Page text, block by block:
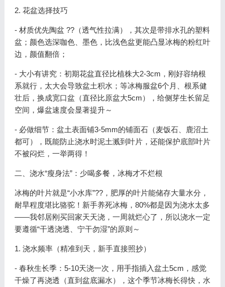
2. 花盆选择技巧
- 材质优先陶盆 ??（透气性拉满），其次是带排水孔的塑料
盆；颜色选深咖色、墨色，比浅色盆更能凸显冰梅的粉红叶
边，颜值翻倍；
- 大小有讲究：初期花盆直径比植株大2-3cm，刚好容纳根
系就行，太大会导致盆土积水；等冰梅服盆6个月、根系健
壮后，换成宽口盆（直径比原盆大5cm），给侧芽生长留足
空间，爆盆速度会显著提升～
- 必做细节：盆土表面铺3-5mm的铺面石（麦饭石、鹿沼土
都可），既能防止浇水时泥土溅到叶片，还能保护底部叶片
不被闷烂，一举两得！
二、浇水“瘦身法”：少喝多餐，冰梅才不烂根
冰梅的叶片就是“小水库”??，肥厚的叶片能储存大量水分，
耐旱程度堪比骆驼！新手养死冰梅，80%都是因为浇水太多
——我邻居刚买回家天天浇，一周就烂心了，所以浇水一定
要遵循“干透浇透、宁干勿湿”的原则～
1. 浇水频率（精准到天，新手直接照抄）
- 春秋生长季：5-10天浇一次，用手指插入盆土5cm，感觉
干燥了再浇透（直到盆底漏水），这个季节冰梅长得快，水